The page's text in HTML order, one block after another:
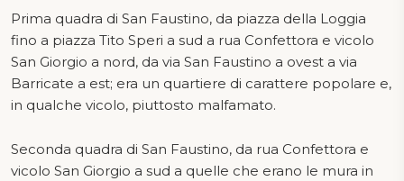
Prima quadra di San Faustino, da piazza della Loggia
fino a piazza Tito Speri a sud a rua Confettora e vicolo
San Giorgio a nord, da via San Faustino a ovest a via
Barricate a est; era un quartiere di carattere popolare e,
in qualche vicolo, piuttosto malfamato.
Seconda quadra di San Faustino, da rua Confettora e
vicolo San Giorgio a sud a quelle che erano le mura in